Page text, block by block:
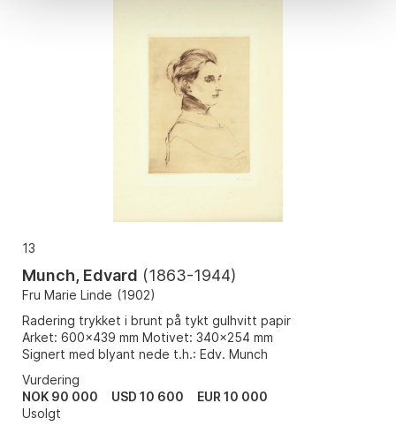
13
Munch, Edvard (1863-1944)
Fru Marie Linde (1902)
Radering trykket i brunt på tykt gulhvitt papir
Arket: 600x439 mm Motivet: 340x254 mm
Signert med blyant nede t.h.: Edv. Munch
Vurdering
NOK 90 000
USD 10 600
EUR 10 000
Usolgt